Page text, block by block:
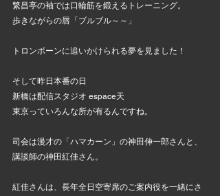
繁昌亭の袖では口輪筋を鍛えるトレーニング。
歩きながらの唇「ブルブル～～」
トロンボーンに追いかけられる夢を見ました！
そして昨日本番の日
新橋は配信スタジオ espace天
東京っていろんな所が有るんですね。
司会は漫才の「ハマカーン」の神田伸一郎さんと、
講談師の神田紅佳さん。
紅佳さんは、長年全日空寄席のご案内役を一緒にさ